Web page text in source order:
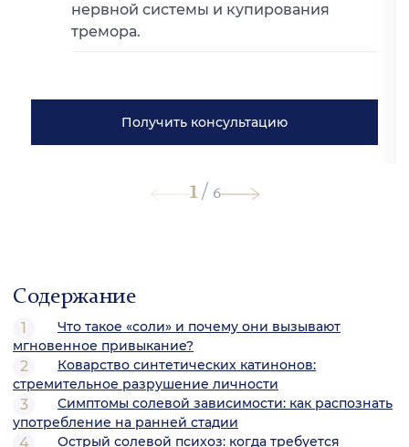
нервной системы и купирования
тремора.
Получить консультацию
1/ 6
Содержание
Что такое «соли» и почему они вызывают
мгновенное привыкание?
Коварство синтетических катинонов:
стремительное разрушение личности
Симптомы солевой зависимости: как распознать
употребление на ранней стадии
Острый солевой психоз: когда требуется